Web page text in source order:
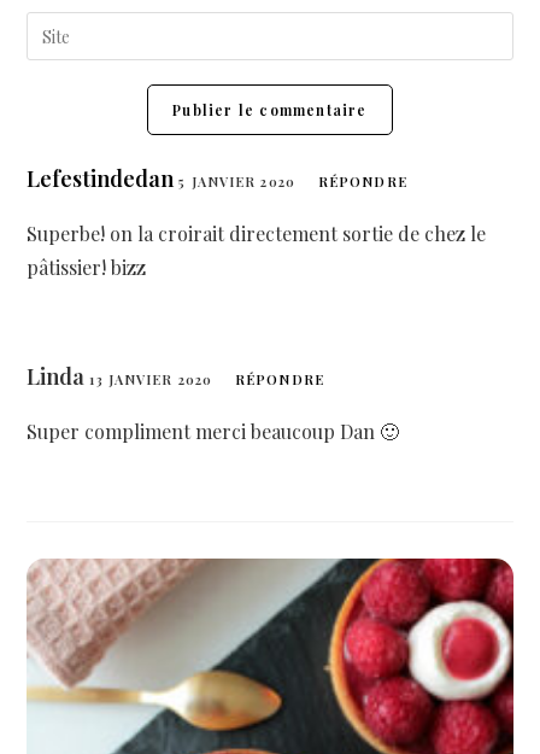
Lefestindedan 5 JANVIER 2020 RÉPONDRE
Superbe! on la croirait directement sortie de chez le
pâtissier! bizz
Linda13 JANVIER 2020 RÉPONDRE
Super compliment merci beaucoup Dan 🙂